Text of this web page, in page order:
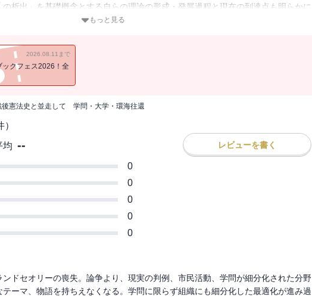
析出」を基礎概念とする自らの理論の形成・発展過程と現在の到達点も明らかに
もっと見る
2026.08.11まで
ックフェス2026！全
後憲法史と並走して 学問・大学・環海往還
）
均 -- レビューを書く
0
0
0
0
0
ドセオリーの喪失。論争より、現実の判例、市民活動、学問が細分化された分野
ーマ、物語を持ちえなくなる。学問に限らず組織にも細分化した最適化が進み過